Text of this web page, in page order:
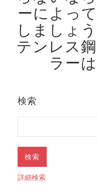
ーによっ
しましょう
テンレス
ラー
検索
詳細検索